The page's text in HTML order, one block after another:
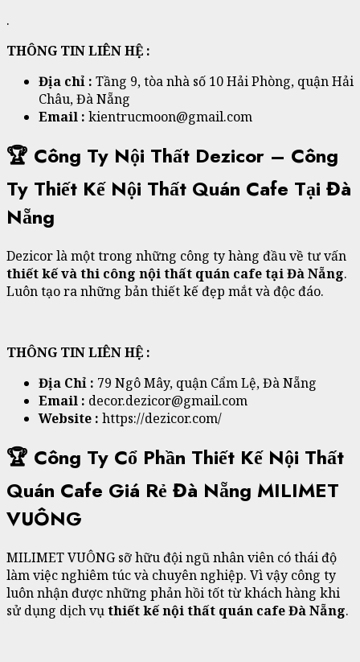
.
THÔNG TIN LIÊN HỆ :
Địa chỉ : Tầng 9, tòa nhà số 10 Hải Phòng, quận Hải
Châu, Đà Nẵng
Email : kientrucmoon@gmail.com
🏆 Công Ty Nội Thất Dezicor – Công
Ty Thiết Kế Nội Thất Quán Cafe Tại Đà
Nẵng
Dezicor là một trong những công ty hàng đầu về tư vấn
thiết kế và thi công nội thất quán cafe tại Đà Nẵng.
Luôn tạo ra những bản thiết kế đẹp mắt và độc đáo.
THÔNG TIN LIÊN HỆ :
Địa Chỉ : 79 Ngô Mây, quận Cẩm Lệ, Đà Nẵng
Email : decor.dezicor@gmail.com
Website : https://dezicor.com/
🏆 Công Ty Cổ Phần Thiết Kế Nội Thất
Quán Cafe Giá Rẻ Đà Nẵng MILIMET
VUÔNG
MILIMET VUÔNG sỡ hữu đội ngũ nhân viên có thái độ
làm việc nghiêm túc và chuyên nghiệp. Vì vậy công ty
luôn nhận được những phản hồi tốt từ khách hàng khi
sử dụng dịch vụthiết kế nội thất quán cafe Đà Nẵng.